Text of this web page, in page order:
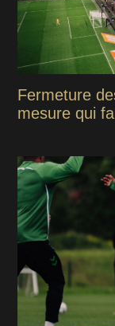
Fermeture
mesure qui